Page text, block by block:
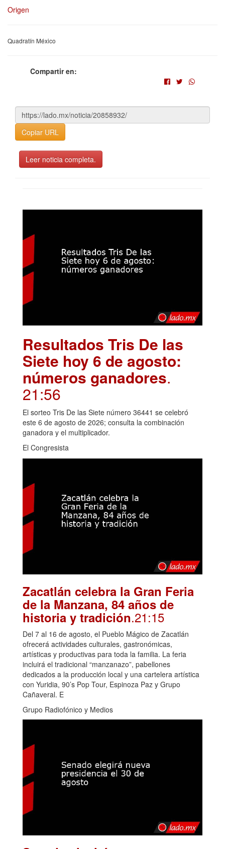
Origen
Quadratín México
Compartir en:
Copiar URL
Leer noticia completa.
Resultados Tris De las
Siete hoy 6 de agosto:
números ganadores.
21:56
El sorteo Tris De las Siete número 36441 se celebró
este 6 de agosto de 2026; consulta la combinación
ganadora y el multiplicador.
El Congresista
Zacatlán celebra la Gran Feria
de la Manzana, 84 años de
historia y tradición.21:15
Del 7 al 16 de agosto, el Pueblo Mágico de Zacatlán
ofrecerá actividades culturales, gastronómicas,
artísticas y productivas para toda la familia. La feria
incluirá el tradicional “manzanazo”, pabellones
dedicados a la producción local y una cartelera artística
con Yuridia, 90’s Pop Tour, Espinoza Paz y Grupo
Cañaveral. E
Grupo Radiofónico y Medios